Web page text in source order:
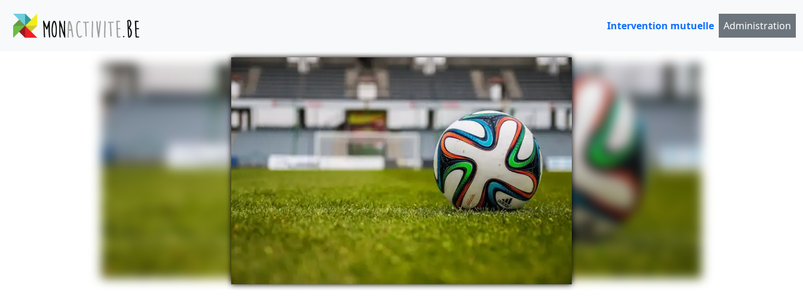
Intervention mutuelle Administration